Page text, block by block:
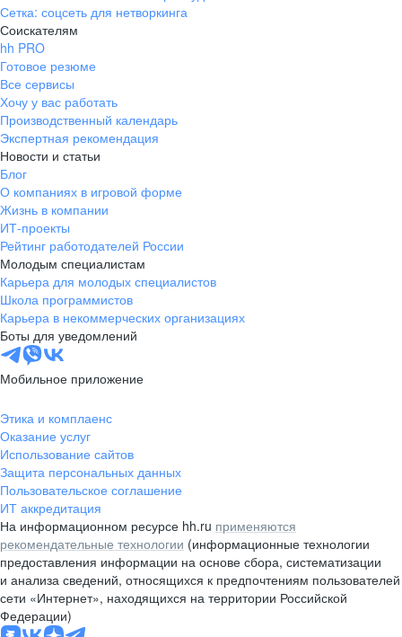
Сетка: соцсеть для нетворкинга
Соискателям
hh PRO
Готовое резюме
Все сервисы
Хочу у вас работать
Производственный календарь
Экспертная рекомендация
Новости и статьи
Блог
О компаниях в игровой форме
Жизнь в компании
ИТ-проекты
Рейтинг работодателей России
Молодым специалистам
Карьера для молодых специалистов
Школа программистов
Карьера в некоммерческих организациях
Боты для уведомлений
Мобильное приложение
Этика и комплаенс
Оказание услуг
Использование сайтов
Защита персональных данных
Пользовательское соглашение
ИТ аккредитация
На информационном ресурсе hh.ru применяются
рекомендательные технологии (информационные технологии
предоставления информации на основе сбора, систематизации
и анализа сведений, относящихся к предпочтениям пользователей
сети «Интернет», находящихся на территории Российской
Федерации)